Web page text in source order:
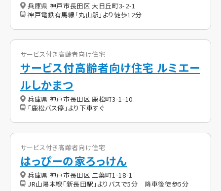
兵庫県 神戸市長田区 大日丘町3-2-1
神戸電鉄有馬線「丸山駅」より徒歩12分
サービス付き高齢者向け住宅
サービス付高齢者向け住宅 ルミエー
ルしかまつ
兵庫県 神戸市長田区 鹿松町3-1-10
「鹿松バス停」より下車すぐ
サービス付き高齢者向け住宅
はっぴーの家ろっけん
兵庫県 神戸市長田区 二葉町1-18-1
JR山陽本線「新長田駅」よりバスで5分 降車後徒歩5分